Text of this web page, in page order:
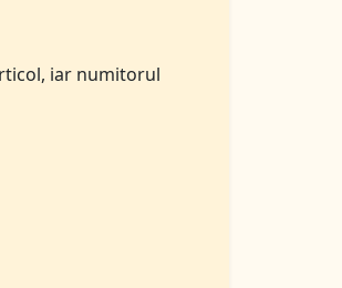
iar numitorul